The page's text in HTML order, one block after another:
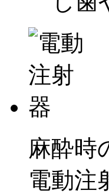
麻酔時
電動注